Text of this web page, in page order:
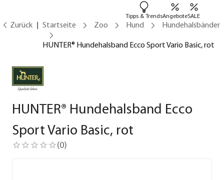
Tipps & TrendsAngeboteSALE
Zurück Startseite Zoo Hund Hundehalsbänder
HUNTER® Hundehalsband Ecco Sport Vario Basic, rot
HUNTER® Hundehalsband Ecco
Sport Vario Basic, rot
(0)